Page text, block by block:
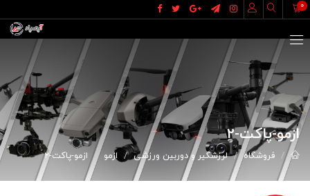
0
ازمو-پاکت-2
فروشگاه لرزشگیر و دوربین ورزشی ازمو ازمو-پاکت-2